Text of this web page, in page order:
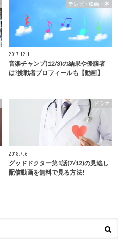
テレビ・映画・本
2017.12.1
音楽チャンプ(12/3)の結果や優勝者
は?挑戦者プロフィールも【動画】
ドラマ
2018.7.6
グッドドクター第1話(7/12)の見逃し
配信動画を無料で見る方法!